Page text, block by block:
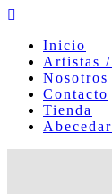
Skip
contentInicio
Artistas /
Nosotros
Contacto
Tienda